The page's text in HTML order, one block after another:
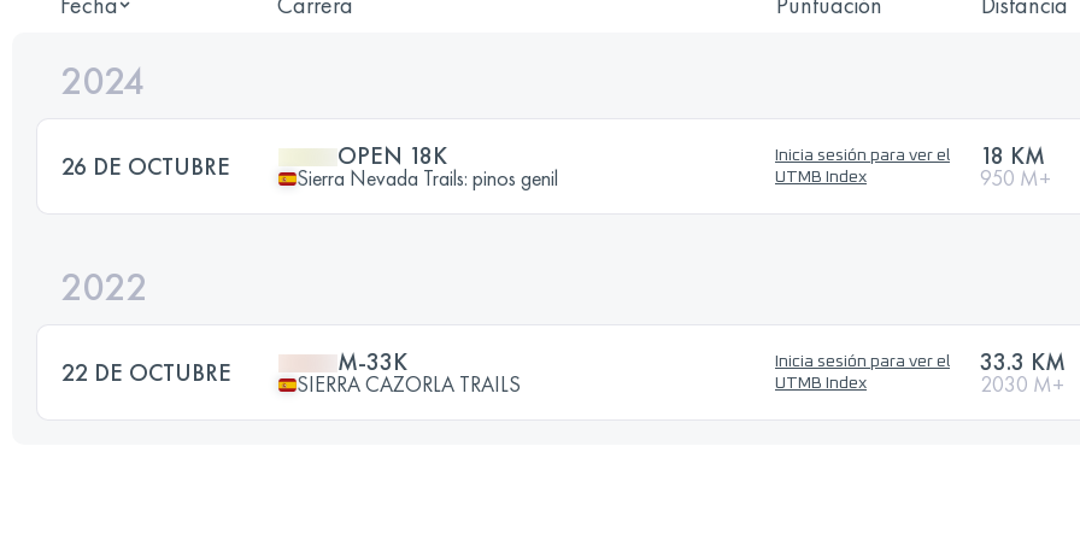
2024
26 DE OCTUBRE OPEN 18K
Sierra Nevada Trails: pinos genil
Inicia sesión para ver el
UTMB Index
18 KM
950 M+
2022
22 DE OCTUBRE M-33K
SIERRA CAZORLA TRAILS
Inicia sesión para ver el
UTMB Index
33.3 KM
2030 M+